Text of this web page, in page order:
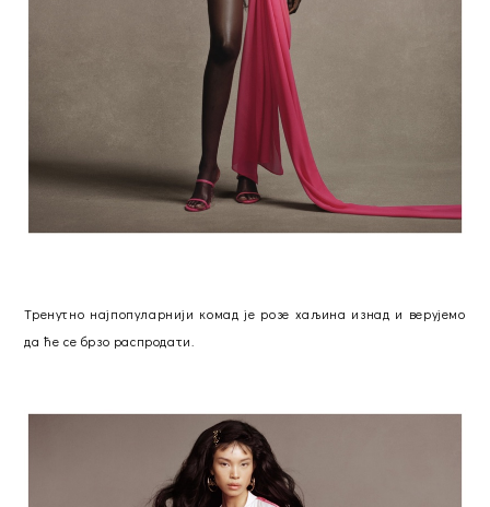
Тренутно најпопуларнији комад је розе хаљина изнад и верујемо
да ће се брзо распродати.